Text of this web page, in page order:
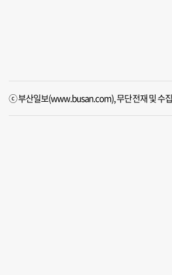
ⓒ 부산일보(www.busan.com), 무단전재 및 수